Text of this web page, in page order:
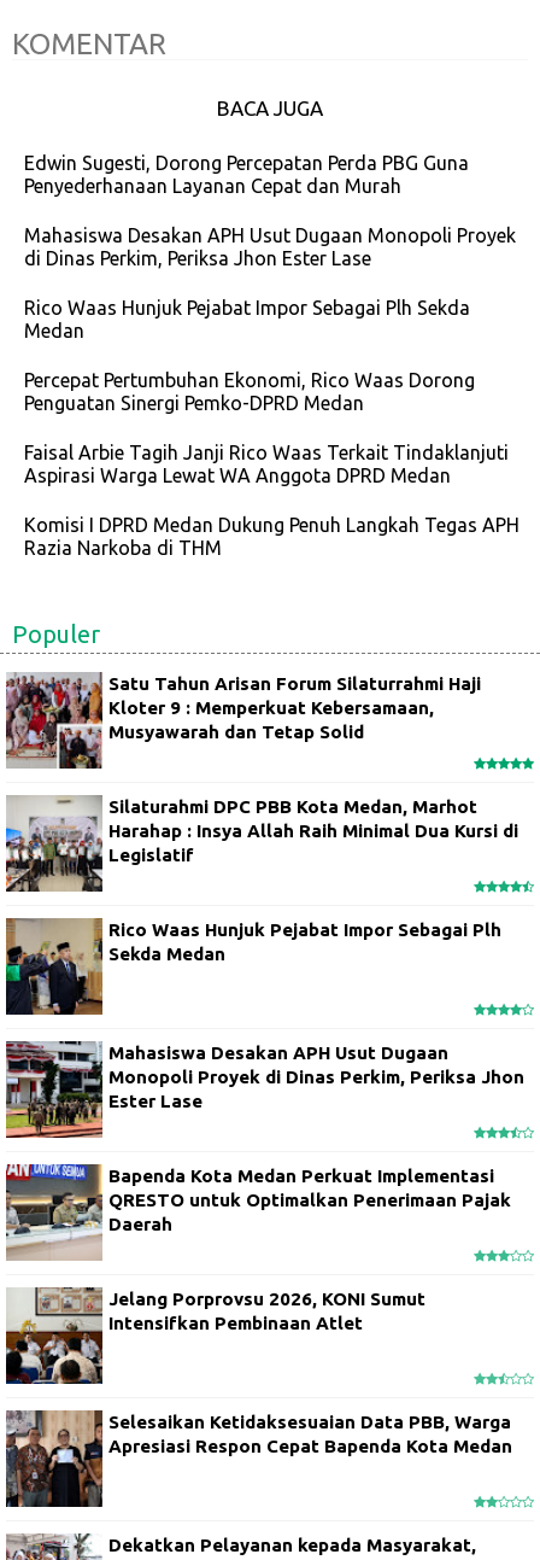
KOMENTAR
BACA JUGA
Edwin Sugesti, Dorong Percepatan Perda PBG Guna
Penyederhanaan Layanan Cepat dan Murah
Mahasiswa Desakan APH Usut Dugaan Monopoli Proyek
di Dinas Perkim, Periksa Jhon Ester Lase
Rico Waas Hunjuk Pejabat Impor Sebagai Plh Sekda
Medan
Percepat Pertumbuhan Ekonomi, Rico Waas Dorong
Penguatan Sinergi Pemko-DPRD Medan
Faisal Arbie Tagih Janji Rico Waas Terkait Tindaklanjuti
Aspirasi Warga Lewat WA Anggota DPRD Medan
Komisi I DPRD Medan Dukung Penuh Langkah Tegas APH
Razia Narkoba di THM
Populer
Satu Tahun Arisan Forum Silaturrahmi Haji
Kloter 9 : Memperkuat Kebersamaan,
Musyawarah dan Tetap Solid
Silaturahmi DPC PBB Kota Medan, Marhot
Harahap : Insya Allah Raih Minimal Dua Kursi di
Legislatif
Rico Waas Hunjuk Pejabat Impor Sebagai Plh
Sekda Medan
Mahasiswa Desakan APH Usut Dugaan
Monopoli Proyek di Dinas Perkim, Periksa Jhon
Ester Lase
Bapenda Kota Medan Perkuat Implementasi
QRESTO untuk Optimalkan Penerimaan Pajak
Daerah
Jelang Porprovsu 2026, KONI Sumut
Intensifkan Pembinaan Atlet
Selesaikan Ketidaksesuaian Data PBB, Warga
Apresiasi Respon Cepat Bapenda Kota Medan
Dekatkan Pelayanan kepada Masyarakat,